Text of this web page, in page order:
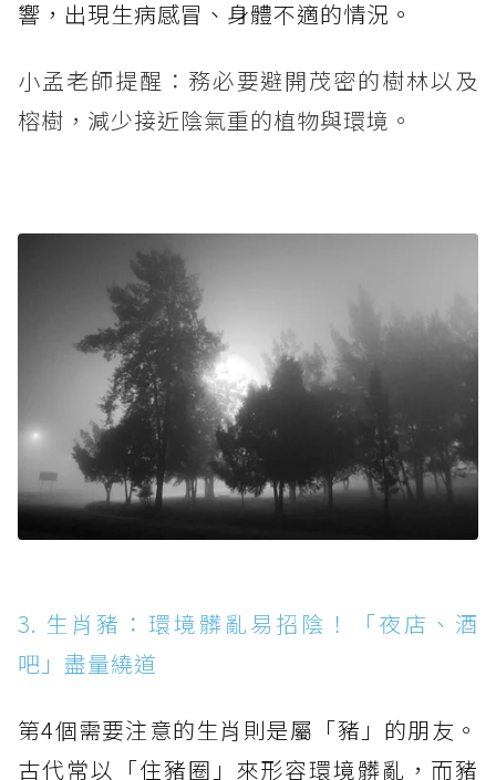
響，出現生病感冒、身體不適的情況。
小孟老師提醒：務必要避開茂密的樹林以及
榕樹，減少接近陰氣重的植物與環境。
3. 生肖豬：環境髒亂易招陰！「夜店、酒
吧」盡量繞道
第4個需要注意的生肖則是屬「豬」的朋友。
古代常以「住豬圈」來形容環境髒亂，而豬